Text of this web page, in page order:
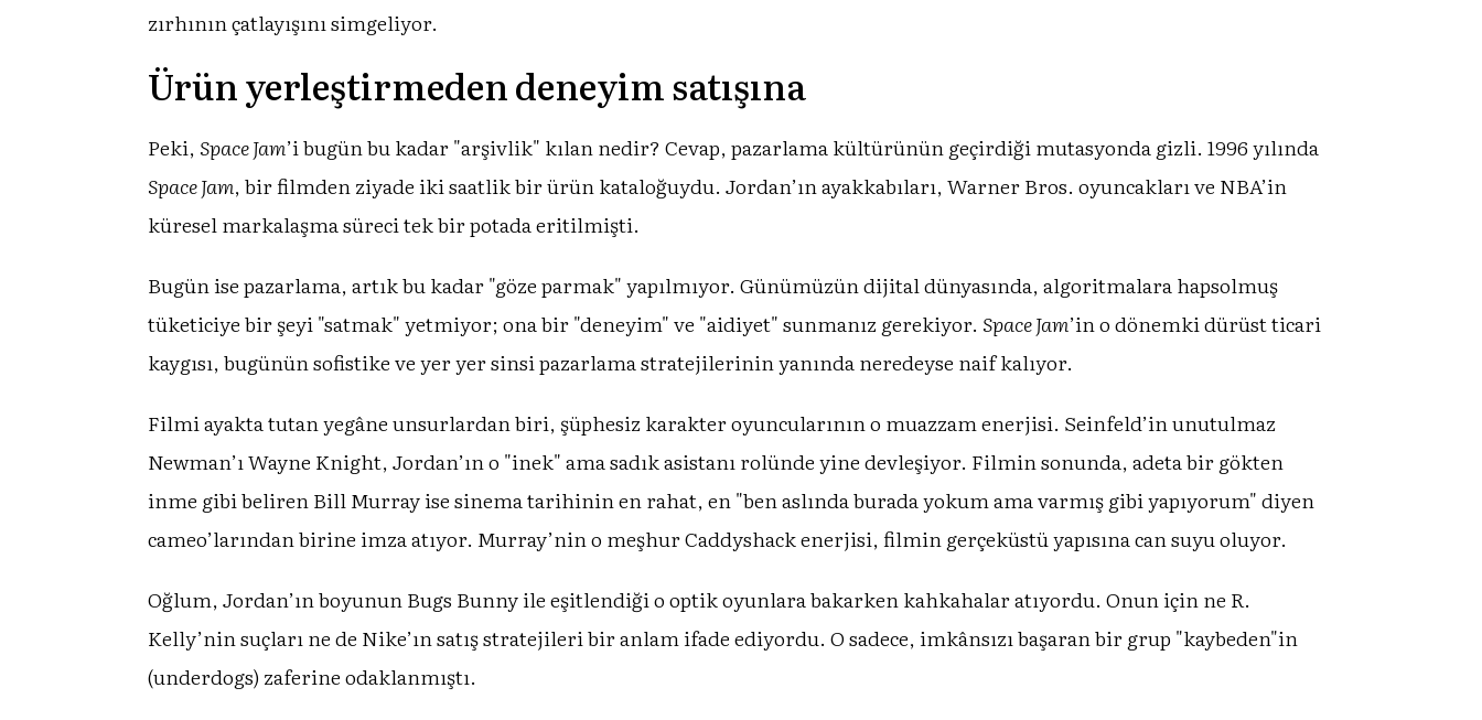
zırhının çatlayışını simgeliyor.
Ürün yerleştirmeden deneyim satışına
Peki, Space Jam’i bugün bu kadar "arşivlik" kılan nedir? Cevap, pazarlama kültürünün geçirdiği mutasyonda gizli. 1996 yılında
Space Jam, bir filmden ziyade iki saatlik bir ürün kataloğuydu. Jordan’ın ayakkabıları, Warner Bros. oyuncakları ve NBA’in
küresel markalaşma süreci tek bir potada eritilmişti.
Bugün ise pazarlama, artık bu kadar "göze parmak" yapılmıyor. Günümüzün dijital dünyasında, algoritmalara hapsolmuş
tüketiciye bir şeyi "satmak" yetmiyor; ona bir "deneyim" ve "aidiyet" sunmanız gerekiyor. Space Jam’in o dönemki dürüst ticari
kaygısı, bugünün sofistike ve yer yer sinsi pazarlama stratejilerinin yanında neredeyse naif kalıyor.
Filmi ayakta tutan yegâne unsurlardan biri, şüphesiz karakter oyuncularının o muazzam enerjisi. Seinfeld’in unutulmaz
Newman’ı Wayne Knight, Jordan’ın o "inek" ama sadık asistanı rolünde yine devleşiyor. Filmin sonunda, adeta bir gökten
inme gibi beliren Bill Murray ise sinema tarihinin en rahat, en "ben aslında burada yokum ama varmış gibi yapıyorum" diyen
cameo’larından birine imza atıyor. Murray’nin o meşhur Caddyshack enerjisi, filmin gerçeküstü yapısına can suyu oluyor.
Oğlum, Jordan’ın boyunun Bugs Bunny ile eşitlendiği o optik oyunlara bakarken kahkahalar atıyordu. Onun için ne R.
Kelly’nin suçları ne de Nike’ın satış stratejileri bir anlam ifade ediyordu. O sadece, imkânsızı başaran bir grup "kaybeden"in
(underdogs) zaferine odaklanmıştı.